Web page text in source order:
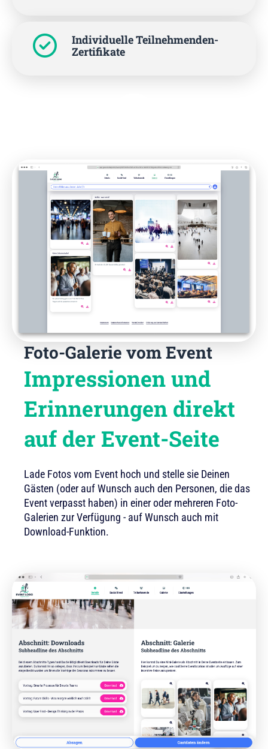
Individuelle Teilnehmenden-
Zertifikate
Foto-Galerie vom Event
Impressionen und
Erinnerungen direkt
auf der Event-Seite
Lade Fotos vom Event hoch und stelle sie Deinen
Gästen (oder auf Wunsch auch den Personen, die das
Event verpasst haben) in einer oder mehreren Foto-
Galerien zur Verfügung - auf Wunsch auch mit
Download-Funktion.